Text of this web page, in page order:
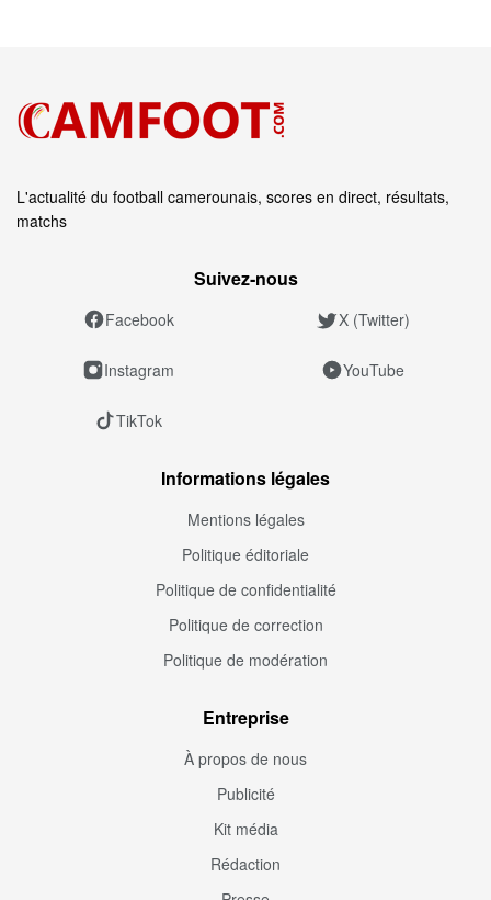
L'actualité du football camerounais, scores en direct, résultats,
matchs
Suivez‑nous
Facebook X (Twitter)
Instagram YouTube
TikTok
Informations légales
Mentions légales
Politique éditoriale
Politique de confidentialité
Politique de correction
Politique de modération
Entreprise
À propos de nous
Publicité
Kit média
Rédaction